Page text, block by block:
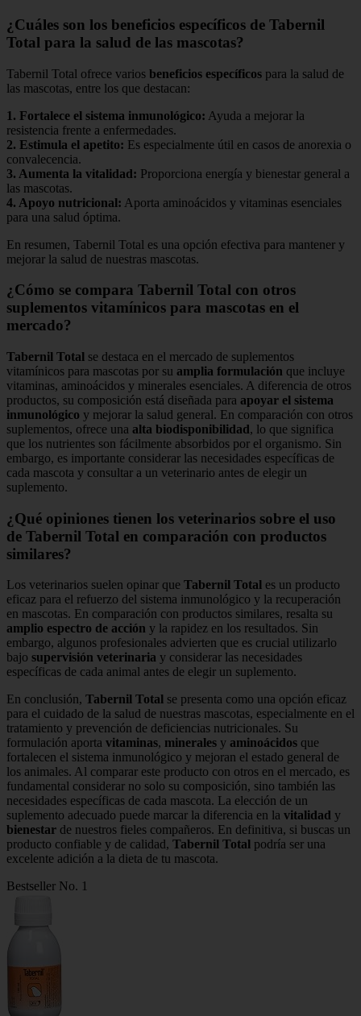
¿Cuáles son los beneficios específicos de Tabernil
Total para la salud de las mascotas?
Tabernil Total ofrece varios beneficios específicos para la salud de
las mascotas, entre los que destacan:
1. Fortalece el sistema inmunológico: Ayuda a mejorar la
resistencia frente a enfermedades.
2. Estimula el apetito: Es especialmente útil en casos de anorexia o
convalecencia.
3. Aumenta la vitalidad: Proporciona energía y bienestar general a
las mascotas.
4. Apoyo nutricional: Aporta aminoácidos y vitaminas esenciales
para una salud óptima.
En resumen, Tabernil Total es una opción efectiva para mantener y
mejorar la salud de nuestras mascotas.
¿Cómo se compara Tabernil Total con otros
suplementos vitamínicos para mascotas en el
mercado?
Tabernil Total se destaca en el mercado de suplementos
vitamínicos para mascotas por su amplia formulación que incluye
vitaminas, aminoácidos y minerales esenciales. A diferencia de otros
productos, su composición está diseñada para apoyar el sistema
inmunológico y mejorar la salud general. En comparación con otros
suplementos, ofrece una alta biodisponibilidad, lo que significa
que los nutrientes son fácilmente absorbidos por el organismo. Sin
embargo, es importante considerar las necesidades específicas de
cada mascota y consultar a un veterinario antes de elegir un
suplemento.
¿Qué opiniones tienen los veterinarios sobre el uso
de Tabernil Total en comparación con productos
similares?
Los veterinarios suelen opinar que Tabernil Total es un producto
eficaz para el refuerzo del sistema inmunológico y la recuperación
en mascotas. En comparación con productos similares, resalta su
amplio espectro de acción y la rapidez en los resultados. Sin
embargo, algunos profesionales advierten que es crucial utilizarlo
bajo supervisión veterinaria y considerar las necesidades
específicas de cada animal antes de elegir un suplemento.
En conclusión, Tabernil Total se presenta como una opción eficaz
para el cuidado de la salud de nuestras mascotas, especialmente en el
tratamiento y prevención de deficiencias nutricionales. Su
formulación aporta vitaminas, minerales y aminoácidos que
fortalecen el sistema inmunológico y mejoran el estado general de
los animales. Al comparar este producto con otros en el mercado, es
fundamental considerar no solo su composición, sino también las
necesidades específicas de cada mascota. La elección de un
suplemento adecuado puede marcar la diferencia en la vitalidad y
bienestar de nuestros fieles compañeros. En definitiva, si buscas un
producto confiable y de calidad, Tabernil Total podría ser una
excelente adición a la dieta de tu mascota.
Bestseller No. 1